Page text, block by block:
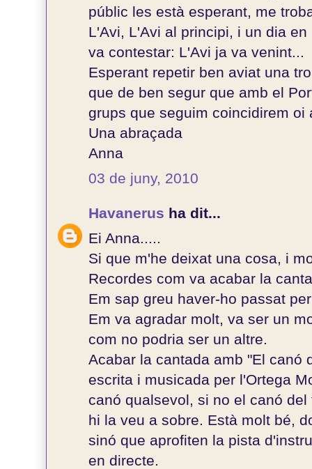
públic les està esperant, me
L'Avi, L'Avi al principi, i un dia
va contestar: L'Avi ja va venint...
Esperant repetir ben aviat una
que de ben segur que amb el
grups que seguim coincidirem oi
Una abraçada
Anna
03 de juny, 2010
Havanerus ha dit...
Ei Anna.....
Si que m'he deixat una cosa, i
Recordes com va acabar la
Em sap greu haver-ho passat
Em va agradar molt, va ser un
com no podria ser un altre.
Acabar la cantada amb "El canó
escrita i musicada per l'Ortega
canó qualsevol, si no el canó
hi la veu a sobre. Està molt bé,
sinó que aprofiten la pista
en directe.